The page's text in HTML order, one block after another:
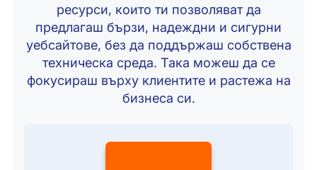
ресурси, които ти позволяват да
предлагаш бързи, надеждни и сигурни
уебсайтове, без да поддържаш собствена
техническа среда. Така можеш да се
фокусираш върху клиентите и растежа на
бизнеса си.